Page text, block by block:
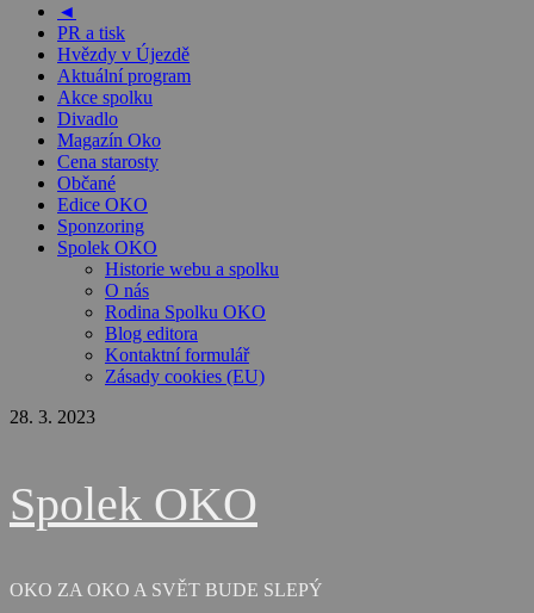
◄
PR a tisk
Hvězdy v Újezdě
Aktuální program
Akce spolku
Divadlo
Magazín Oko
Cena starosty
Občané
Edice OKO
Sponzoring
Spolek OKO
Historie webu a spolku
O nás
Rodina Spolku OKO
Blog editora
Kontaktní formulář
Zásady cookies (EU)
28. 3. 2023
Spolek OKO
OKO ZA OKO A SVĚT BUDE SLEPÝ